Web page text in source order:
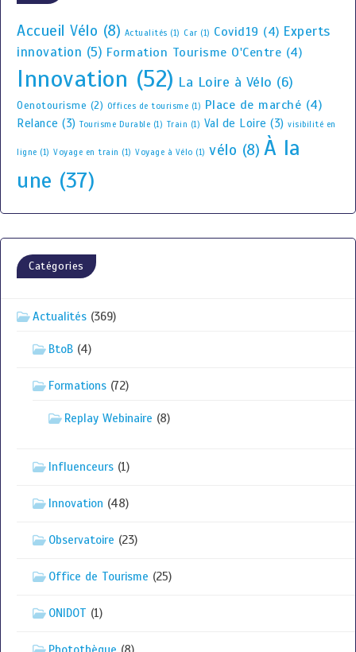
Accueil Vélo (8) Actualités (1) Car (1) Covid19 (4) Experts
innovation (5) Formation Tourisme O'Centre (4)
Innovation (52) La Loire à Vélo (6)
Oenotourisme (2) Offices de tourisme (1) Place de marché (4)
Relance (3) Tourisme Durable (1) Train (1) Val de Loire (3) visibilité en
ligne (1) Voyage en train (1) Voyage à Vélo (1) vélo (8) À la
une (37)
Catégories
Actualités (369)
BtoB (4)
Formations (72)
Replay Webinaire (8)
Influenceurs (1)
Innovation (48)
Observatoire (23)
Office de Tourisme (25)
ONIDOT (1)